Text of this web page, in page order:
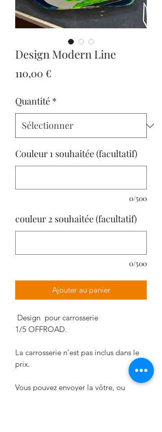
Design Modern Line
110,00 €
Quantité *
Couleur 1 souhaitée (facultatif)
0/500
couleur 2 souhaitée (facultatif)
0/500
Ajouter au panier
Design pour carrosserie
1/5 OFFROAD.
La carrosserie n'est pas inclus dans le
prix.
Vous pouvez envoyer la vôtre, ou